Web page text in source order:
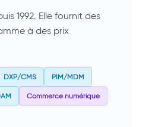
1992. Elle fournit des
à des prix
DXP/CMS PIM/MDM
Commerce numérique